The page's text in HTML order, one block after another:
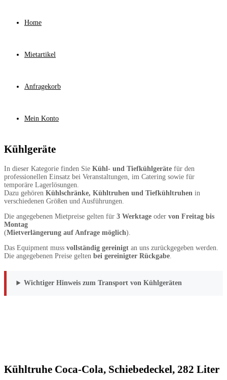
Home
Mietartikel
Anfragekorb
Mein Konto
Kühlgeräte
In dieser Kategorie finden Sie Kühl- und Tiefkühlgeräte für den
professionellen Einsatz bei Veranstaltungen, im Catering sowie für
temporäre Lagerlösungen.
Dazu gehören Kühlschränke, Kühltruhen und Tiefkühltruhen in
verschiedenen Größen und Ausführungen.
Die angegebenen Mietpreise gelten für 3 Werktage oder von Freitag bis
Montag
(Mietverlängerung auf Anfrage möglich).
Das Equipment muss vollständig gereinigt an uns zurückgegeben werden.
Die angegebenen Preise gelten bei gereinigter Rückgabe
Wichtiger Hinweis zum Transport von Kühlgeräten
Kühltruhe Coca-Cola, Schiebedeckel, 282 Liter